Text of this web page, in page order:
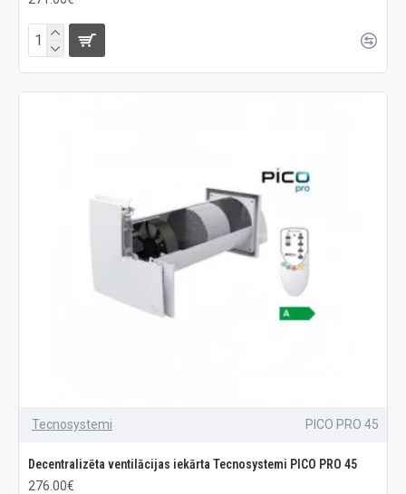
Tecnosystemi PICO PRO 45
Decentralizēta ventilācijas iekārta Tecnosystemi PICO PRO 45
276.00€